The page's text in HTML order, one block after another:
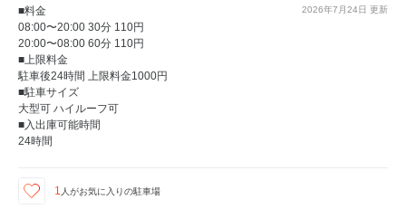
2026年7月24日 更新
■料金
08:00〜20:00 30分 110円
20:00〜08:00 60分 110円
■上限料金
駐車後24時間 上限料金1000円
■駐車サイズ
大型可 ハイルーフ可
■入出庫可能時間
24時間
1 人がお気に入りの駐車場